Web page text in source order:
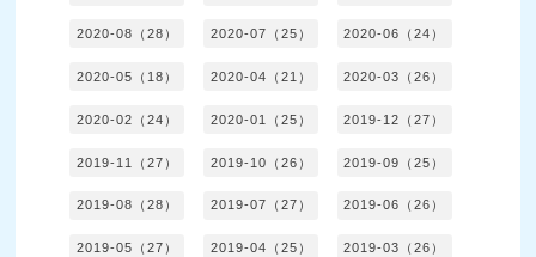
2020-08（28） 2020-07（25） 2020-06（24）
2020-05（18） 2020-04（21） 2020-03（26）
2020-02（24） 2020-01（25） 2019-12（27）
2019-11（27） 2019-10（26） 2019-09（25）
2019-08（28） 2019-07（27） 2019-06（26）
2019-05（27） 2019-04（25） 2019-03（26）